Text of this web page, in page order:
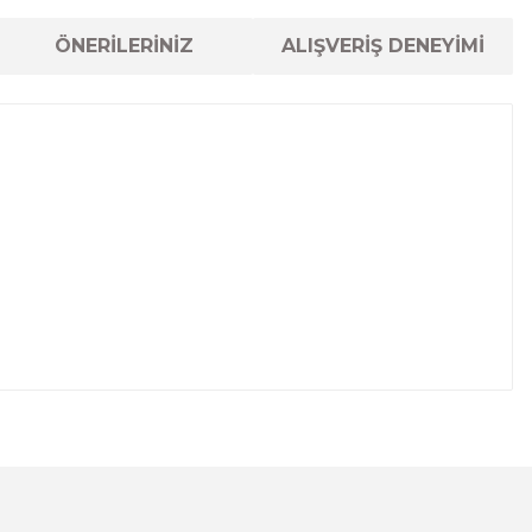
ÖNERİLERİNİZ ALIŞVERİŞ DENEYİMİ